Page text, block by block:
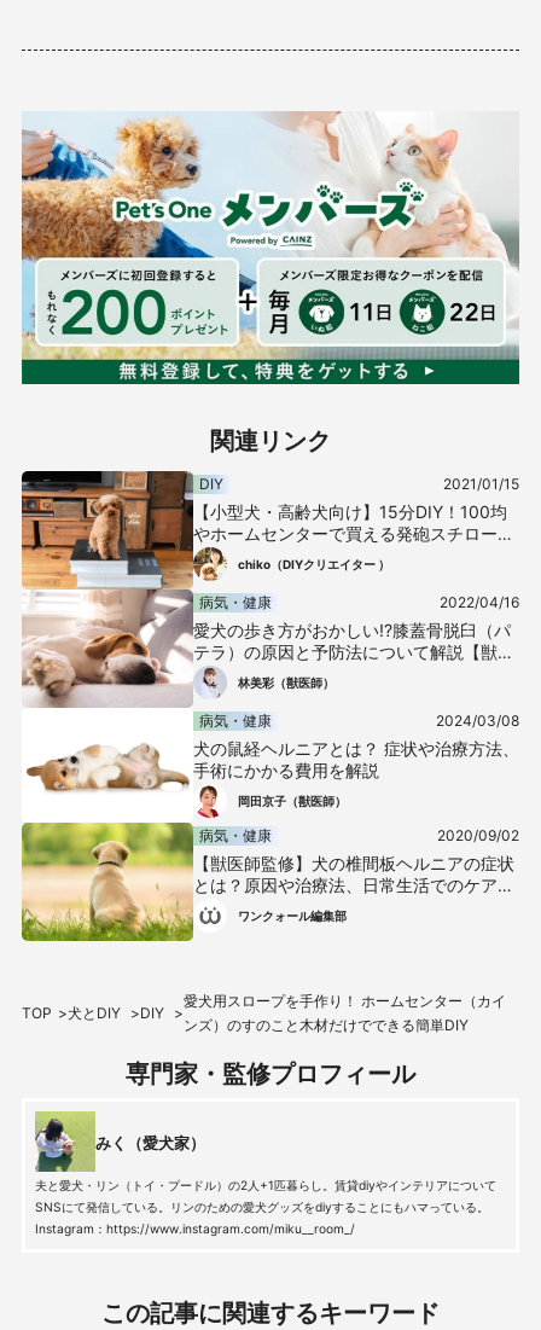
関連リンク
DIY 2021/01/15
【小型犬・高齢犬向け】15分DIY！100均
やホームセンターで買える発砲スチロール
製ブロックでお手軽ステップ作り
chiko（DIYクリエイター ）
病気・健康 2022/04/16
愛犬の歩き方がおかしい!?膝蓋骨脱臼（パ
テラ）の原因と予防法について解説【獣医
師監修】林美彩（獣医師）
病気・健康 2024/03/08
犬の鼠経ヘルニアとは？ 症状や治療方法、
手術にかかる費用を解説
岡田京子（獣医師）
病気・健康 2020/09/02
【獣医師監修】犬の椎間板ヘルニアの症状
とは？原因や治療法、日常生活でのケアや
予防法などについて解説
ワンクォール編集部
TOP 犬とDIY DIY
愛犬用スロープを手作り！ ホームセンター（カイ
ンズ）のすのこと木材だけでできる簡単DIY
専門家・監修プロフィール
みく（愛犬家）
夫と愛犬・リン（トイ・プードル）の2人+1匹暮らし。賃貸diyやインテリアについて
SNSにて発信している。リンのための愛犬グッズをdiyすることにもハマっている。
Instagram：https://www.instagram.com/miku__room_/
この記事に関連するキーワード